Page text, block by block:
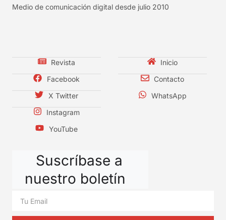
Medio de comunicación digital desde julio 2010
Revista
Facebook
X Twitter
Instagram
YouTube
Inicio
Contacto
WhatsApp
Suscríbase a
nuestro boletín